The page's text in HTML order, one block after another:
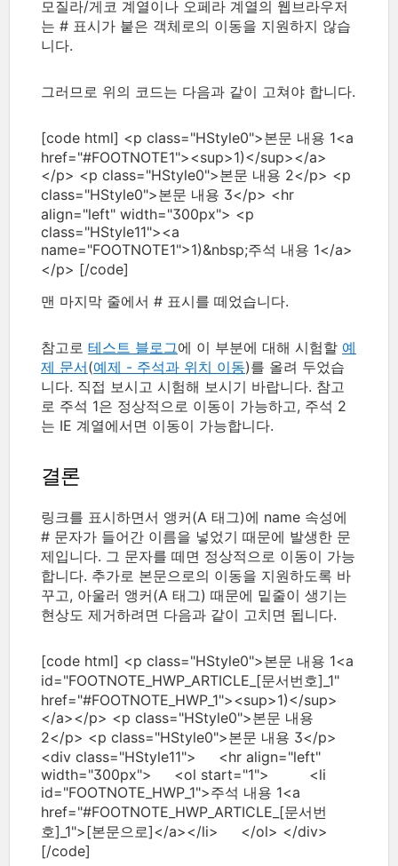
모질라/게코 계열이나 오페라 계열의 웹브라우저
는 # 표시가 붙은 객체로의 이동을 지원하지 않습
니다.
그러므로 위의 코드는 다음과 같이 고쳐야 합니다.
[code html] <p class="HStyle0">본문 내용 1<a
href="#FOOTNOTE1"><sup>1)</sup></a>
</p> <p class="HStyle0">본문 내용 2</p> <p
class="HStyle0">본문 내용 3</p> <hr
align="left" width="300px"> <p
class="HStyle11"><a
name="FOOTNOTE1">1)&nbsp;주석 내용 1</a>
</p> [/code]
맨 마지막 줄에서 # 표시를 떼었습니다.
참고로 테스트 블로그에 이 부분에 대해 시험할 예
제 문서(예제 - 주석과 위치 이동)를 올려 두었습
니다. 직접 보시고 시험해 보시기 바랍니다. 참고
로 주석 1은 정상적으로 이동이 가능하고, 주석 2
는 IE 계열에서면 이동이 가능합니다.
결론
링크를 표시하면서 앵커(A 태그)에 name 속성에
# 문자가 들어간 이름을 넣었기 때문에 발생한 문
제입니다. 그 문자를 떼면 정상적으로 이동이 가능
합니다. 추가로 본문으로의 이동을 지원하도록 바
꾸고, 아울러 앵커(A 태그) 때문에 밑줄이 생기는
현상도 제거하려면 다음과 같이 고치면 됩니다.
[code html] <p class="HStyle0">본문 내용 1<a
id="FOOTNOTE_HWP_ARTICLE_[문서번호]_1"
href="#FOOTNOTE_HWP_1"><sup>1)</sup>
</a></p> <p class="HStyle0">본문 내용
2</p> <p class="HStyle0">본문 내용 3</p>
<div class="HStyle11"> <hr align="left"
width="300px"> <ol start="1"> <li
id="FOOTNOTE_HWP_1">주석 내용 1<a
href="#FOOTNOTE_HWP_ARTICLE_[문서번
호]_1">[본문으로]</a></li> </ol> </div>
[/code]